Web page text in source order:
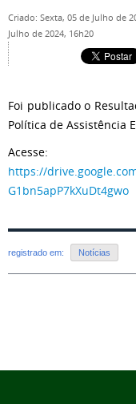
Criado: Sexta, 05 de Julho de
Julho de 2024, 16h20
Foi publicado o
Política de Assistência
Acesse:
https://
G1bn5apP7kXuDt4gwo
registrado em: Notícias